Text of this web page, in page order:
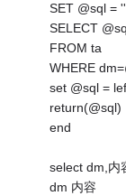
SET @sql = ''
SELECT
FROM ta
WHERE
set @sql =
return(@sql)
end
select dm,内
dm 内容